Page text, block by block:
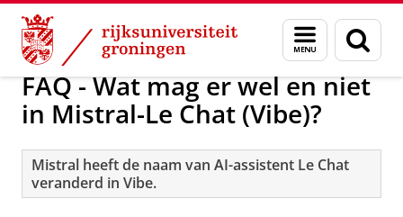
Skip
Content
Skip
Navigation
Menu
en
zoeken
AI-oplossingen
FAQ - Wat mag er wel en niet
in Mistral-Le Chat (Vibe)?
Mistral heeft de naam van AI-assistent Le Chat
veranderd in Vibe.